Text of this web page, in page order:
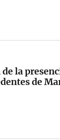
la
de